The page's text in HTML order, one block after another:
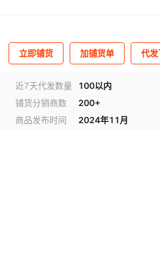
库存 9997件
库存9998件
立即铺货 加铺货单 代
近7天代发数量
100以内
铺货分销商数
200+
商品发布时间 2024年11月